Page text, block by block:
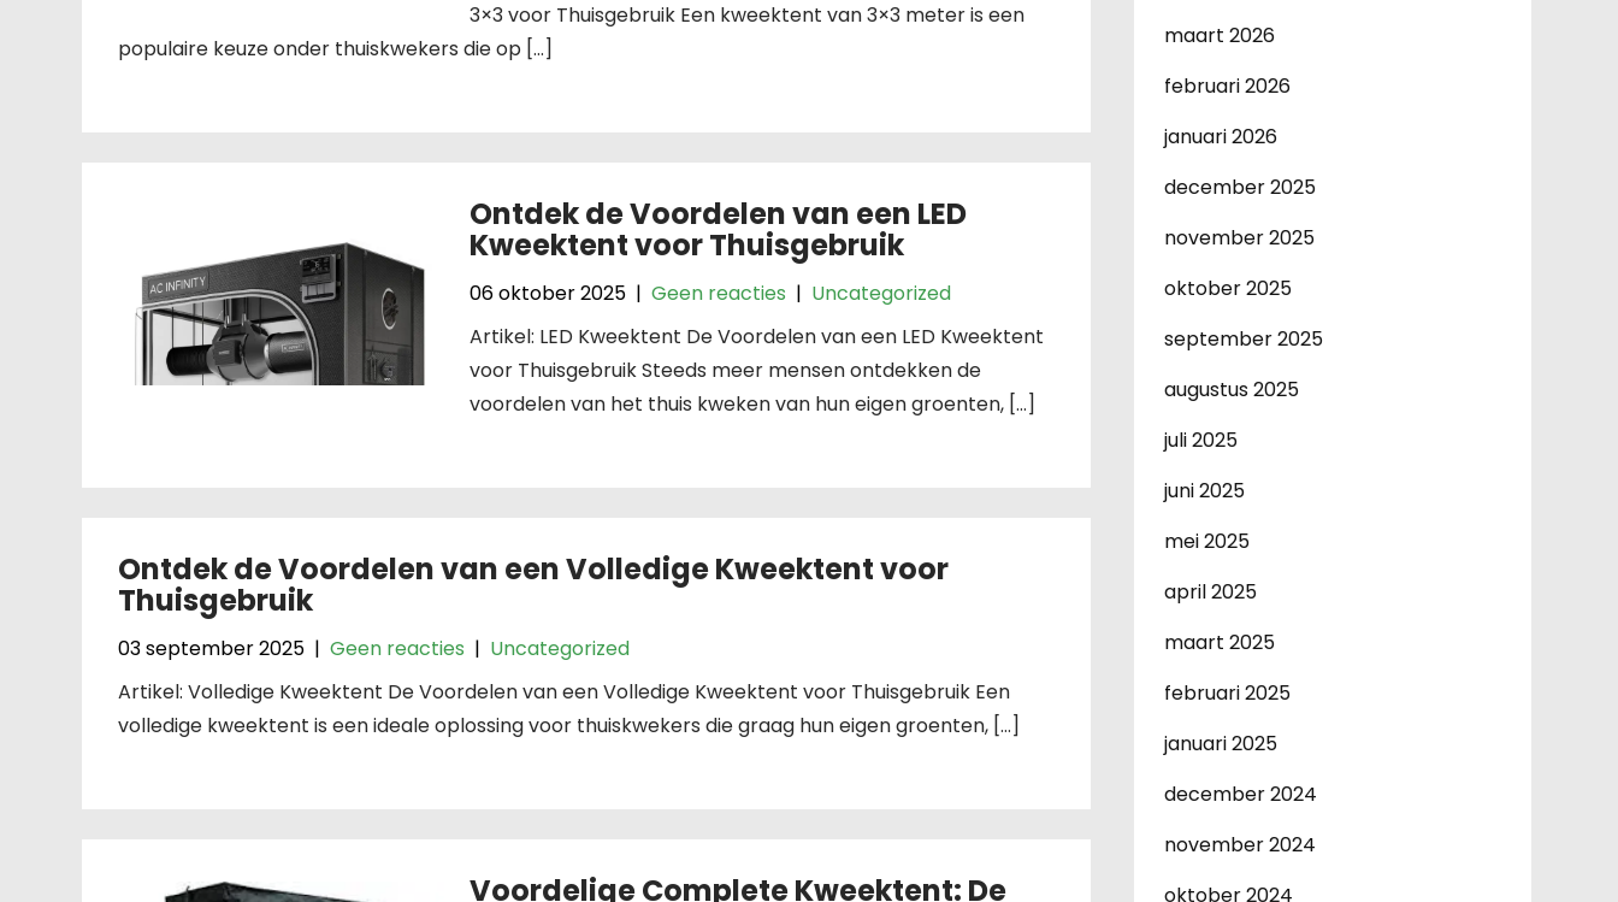
3×3 voor Thuisgebruik Een kweektent van 3×3 meter is een
populaire keuze onder thuiskwekers die op […]
Ontdek de Voordelen van een LED
Kweektent voor Thuisgebruik
06 oktober 2025 |Geen reacties | Uncategorized
Artikel: LED Kweektent De Voordelen van een LED Kweektent
voor Thuisgebruik Steeds meer mensen ontdekken de
voordelen van het thuis kweken van hun eigen groenten, […]
Ontdek de Voordelen van een Volledige Kweektent voor
Thuisgebruik
03 september 2025 | Geen reacties | Uncategorized
Artikel: Volledige Kweektent De Voordelen van een Volledige Kweektent voor Thuisgebruik Een
volledige kweektent is een ideale oplossing voor thuiskwekers die graag hun eigen groenten, […]
Voordelige Complete Kweektent: De
maart 2026
februari 2026
januari 2026
december 2025
november 2025
oktober 2025
september 2025
augustus 2025
juli 2025
juni 2025
mei 2025
april 2025
maart 2025
februari 2025
januari 2025
december 2024
november 2024
oktober 2024